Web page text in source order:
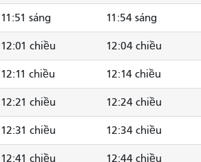
11:51 sáng 11:54 sáng
12:01 chiều 12:04 chiều
12:11 chiều 12:14 chiều
12:21 chiều 12:24 chiều
12:31 chiều 12:34 chiều
12:41 chiều 12:44 chiều